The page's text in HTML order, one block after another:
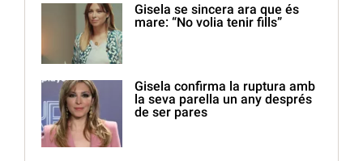
Gisela se sincera ara que és
mare: “No volia tenir fills”
Gisela confirma la ruptura amb
la seva parella un any després
de ser pares